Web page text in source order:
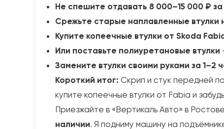
Не спешите отдавать 8 000–15 000 ₽
Срежьте старые наплавленные втулки
Купите копеечные втулки от Skoda
Или поставьте полиуретановые втулки
Замените втулки своими руками за 1–2
Короткий итог: Скрип и стук передней
купите копеечные втулки от Fabia и
Приезжайте в «Вертикаль Авто» в
наличии. Я подниму машину на